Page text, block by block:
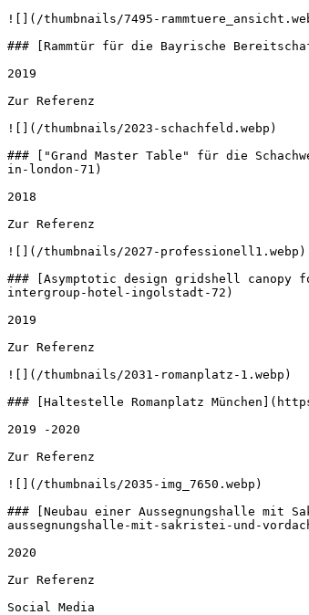
![](/thumbnails/7495-
### [Rammtür für die Bayrische
2019
Zur Referenz
![](/thumbnails/2023-schachfeld.webp)
### ["Grand Master Table" für die
in-london-71)
2018
Zur Referenz
![](/thumbnails/2027-professionell1.webp)
### [Asymptotic design gridshell canopy
intergroup-hotel-ingolstadt-72)
2019
Zur Referenz
![](/thumbnails/2031-romanplatz-1.webp)
### [Haltestelle Romanplatz
2019 -2020
Zur Referenz
![](/thumbnails/2035-img_7650.webp)
### [Neubau einer Aussegnungshalle mit
aussegnungshalle-mit-sakristei-und-
2020
Zur Referenz
Social Media